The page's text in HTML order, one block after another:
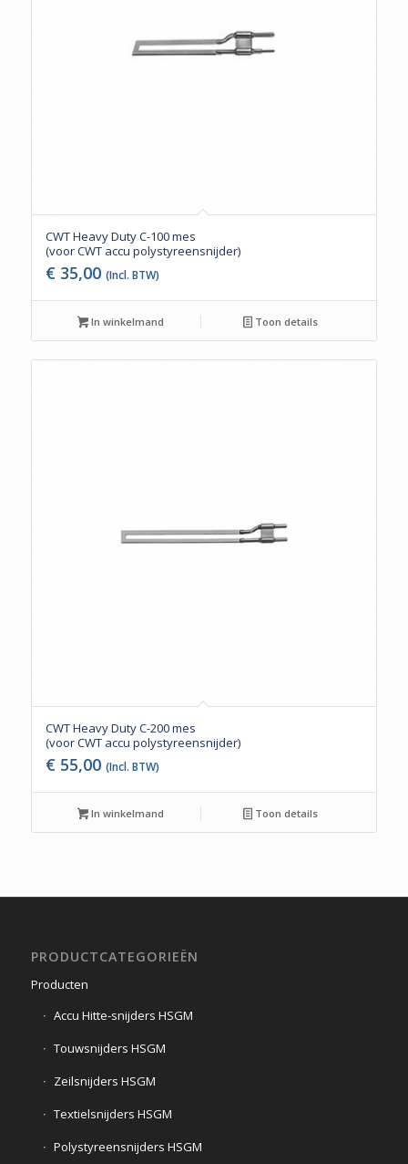
CWT Heavy Duty C-100 mes
(voor CWT accu polystyreensnijder)
€ 35,00 (Incl. BTW)
In winkelmand Toon details
CWT Heavy Duty C-200 mes
(voor CWT accu polystyreensnijder)
€ 55,00 (Incl. BTW)
In winkelmand Toon details
PRODUCTCATEGORIEËN
Producten
Accu Hitte-snijders HSGM
Touwsnijders HSGM
Zeilsnijders HSGM
Textielsnijders HSGM
Polystyreensnijders HSGM